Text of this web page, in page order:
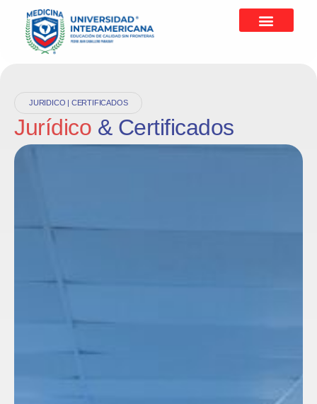
JURIDICO | CERTIFICADOS
Jurídico & Certificados